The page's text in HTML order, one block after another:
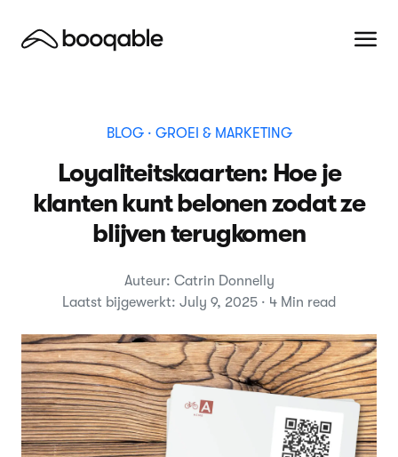
BLOG· GROEI & MARKETING
Loyaliteitskaarten: Hoe je
klanten kunt belonen zodat ze
blijven terugkomen
Auteur: Catrin Donnelly
Laatst bijgewerkt: July 9, 2025 · 4 Min read